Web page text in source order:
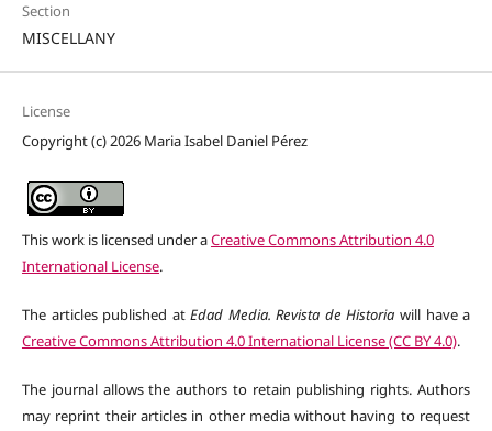
Section
MISCELLANY
License
Copyright (c) 2026 Maria Isabel Daniel Pérez
This work is licensed under aCreative Commons Attribution 4.0
International License.
The articles published atEdad Media. Revista de Historia will have a
Creative Commons Attribution 4.0 International License (CC BY 4.0).
The journal allows the authors to retain publishing rights. Authors
may reprint their articles in other media without having to request